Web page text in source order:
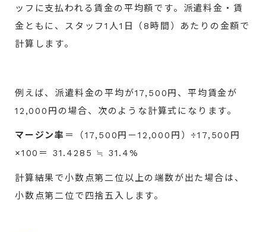
ッフに支払われる賃金の平均額です。派遣料金・賃
金ともに、スタッフ1人1日（8時間）あたりの金額で
計算します。
例えば、派遣料金の平均が17,500円、平均賃金が
12,000円の場合、次のような計算式になります。
マージン率 ＝（17,500円－12,000円）÷17,500円
×100＝ 31.4285 ≒ 31.4%
計算結果で小数点第二位以上の端数が出た場合は、
小数点第二位で四捨五入します。